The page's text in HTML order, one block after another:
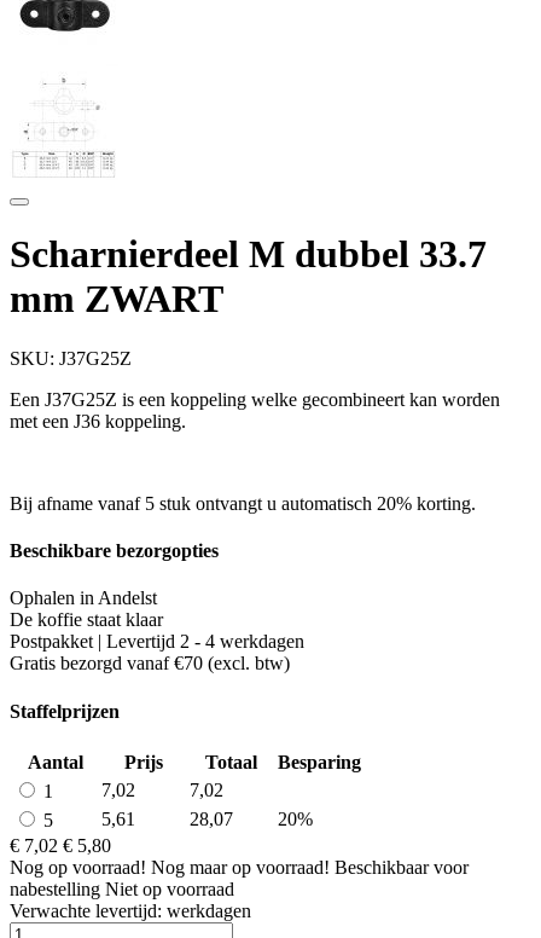
Scharnierdeel M dubbel 33.7
mm ZWART
SKU: J37G25Z
Een J37G25Z is een koppeling welke gecombineert kan worden
met een J36 koppeling.
Bij afname vanaf 5 stuk ontvangt u automatisch 20% korting.
Beschikbare bezorgopties
Ophalen in Andelst
De koffie staat klaar
Postpakket | Levertijd 2 - 4 werkdagen
Gratis bezorgd vanaf €70 (excl. btw)
Staffelprijzen
Aantal Prijs Totaal
Besparing
1
7,02
7,02
5
5,61 28,07
20%
€ 7,02 € 5,80
Nog op voorraad! Nog maarop voorraad! Beschikbaar voor
nabestelling Niet op voorraad
Verwachte levertijd: werkdagen